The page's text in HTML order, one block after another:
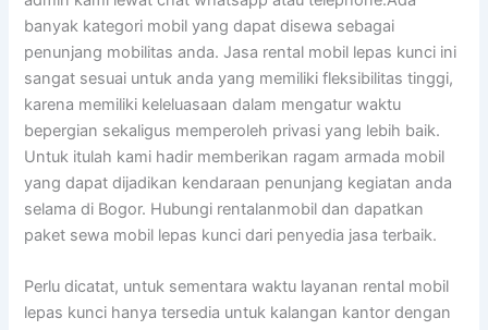
banyak kategori mobil yang dapat disewa sebagai
penunjang mobilitas anda. Jasa rental mobil lepas kunci ini
sangat sesuai untuk anda yang memiliki fleksibilitas tinggi,
karena memiliki keleluasaan dalam mengatur waktu
bepergian sekaligus memperoleh privasi yang lebih baik.
Untuk itulah kami hadir memberikan ragam armada mobil
yang dapat dijadikan kendaraan penunjang kegiatan anda
selama di Bogor. Hubungi rentalanmobil dan dapatkan
paket sewa mobil lepas kunci dari penyedia jasa terbaik.
Perlu dicatat, untuk sementara waktu layanan rental mobil
lepas kunci hanya tersedia untuk kalangan kantor dengan